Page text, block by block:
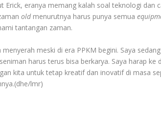
Erick, eranya memang kalah soal teknologi dan
oldmenurutnya harus punya semua
tantangan zaman.
menyerah meski di era PPKM begini. Saya
harus terus bisa berkarya. Saya harap
kita untuk tetap kreatif dan inovatif di masa
lmr)